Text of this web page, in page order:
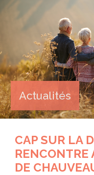
Actualités
CAP SUR LA
RENCONTRE
DE